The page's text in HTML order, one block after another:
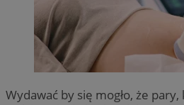
Wydawać by się mogło, że pary,